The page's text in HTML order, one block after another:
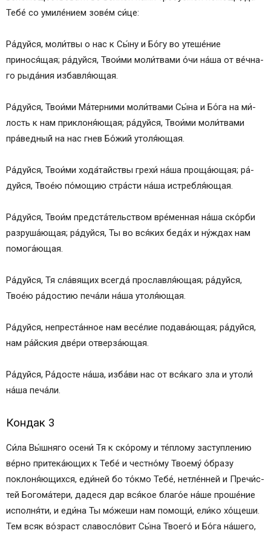
Те­бе́ со уми­ле́­нием зо­ве́м си́­це:
Ра́­дуй­ся, мо­ли́т­вы о нас к Сы́­ну и Бо́­гу во уте­ше́­ние
принося́щая; ра́­дуй­ся, Тво­и́ми мо­ли́т­ва­ми о́чи на́­ша от ве́ч­на­
го рыда́ния из­бав­ля́ю­щая.
Ра́­дуй­ся, Тво­и́ми Ма́­тер­ни­ми мо­ли́т­ва­ми Сы́­на и Бо́­га на ми́­
лость к нам приклоня́ющая; ра́­дуй­ся, Тво­и́ми мо­ли́т­ва­ми
пра́ведный на нас гнев Бо́­жий утоля́ющая.
Ра́­дуй­ся, Тво­и́ми хода́тайствы гре­хи́ на́­ша проща́ющая; ра́­
дуй­ся, Твое́ю по́­мо­щию стра́с­ти на́­ша истребля́ющая.
Ра́­дуй­ся, Тво­и́м пред­ста́­тель­ством вре́­мен­ная на́­ша ско́р­би
раз­ру­ша́ю­щая; ра́­дуй­ся, Ты во вся́­ких бе­да́х и ну́ж­дах нам
помога́ющая.
Ра́­дуй­ся, Тя сла́вящих всег­да́ про­слав­ля́ю­щая; ра́­дуй­ся,
Твое́ю ра́­дос­тию пе­ча́­ли на́­ша утоля́ющая.
Ра́­дуй­ся, непреста́нное нам ве­се́­лие подава́ющая; ра́­дуй­ся,
нам ра́йс­кия две́ри отверза́ющая.
Ра́­дуй­ся, Ра́­дос­те на́­ша, из­ба́­ви нас от вся́­ка­го зла и утоли́
на́­ша пе­ча́­ли.
Кондак 3
Си́­ла Вы́ш­ня­го осени́ Тя к ско́рому и те́п­ло­му зас­туп­ле­нию
ве́р­но при­те­ка́ю­щих к Те­бе́ и честно́му Тво­ему́ о́б­ра­зу
поклоня́ющихся, еди́ней бо то́кмо Те­бе́, нетле́нней и Пре­чи́с­
тей Бо­го­ма́­те­ри, да­де­ся дар вся́­кое благо́е на́­ше про­ше́­ние
исполня́ти, и еди́на Ты мо́жеши нам по­мо­щи́, ели́ко хо́щеши.
Тем всяк во́зраст славосло́вит Сы́­на Тво­его́ и Бо́­га на́­ше­го,